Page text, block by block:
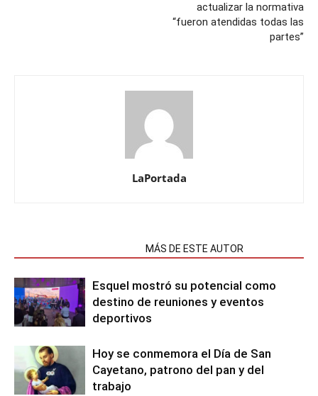
actualizar la normativa
“fueron atendidas todas las
partes”
LaPortada
MÁS DE ESTE AUTOR
Esquel mostró su potencial como
destino de reuniones y eventos
deportivos
Hoy se conmemora el Día de San
Cayetano, patrono del pan y del
trabajo